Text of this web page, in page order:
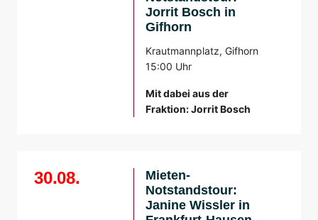
Jorrit Bosch in
Gifhorn
Krautmannplatz, Gifhorn
15:00 Uhr
Mit dabei aus der
Fraktion: Jorrit Bosch
30.08.
Mieten-
Notstandstour:
Janine Wissler in